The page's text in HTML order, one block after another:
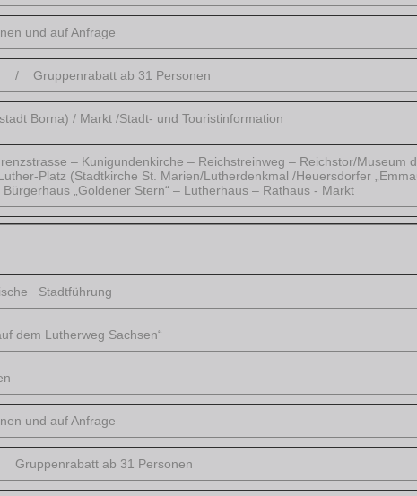
und auf Anfrage
/ Gruppenrabatt ab 31 Personen
Borna) / Markt /Stadt- und Touristinformation
– Kunigundenkirche – Reichstreinweg – Reichstor/Museum
Platz (Stadtkirche St. Marien/Lutherdenkmal /Heuersdorfer
„Goldener Stern“ – Lutherhaus – Rathaus - Markt
Stadtführung
dem Lutherweg Sachsen“
und auf Anfrage
Gruppenrabatt ab 31 Personen